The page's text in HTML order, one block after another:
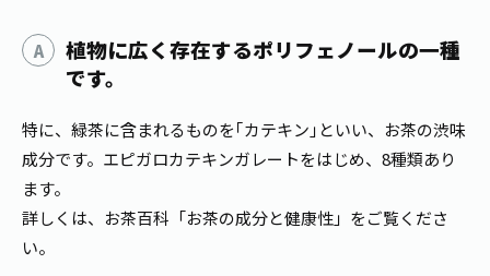
TULLY'S COFFEE
商品情報
ブランドから探す
カテゴリーから探す
お茶のいれ方
動画ギャラリー
お茶を知る
体験・イベント
見学・体験
工場見学
お茶の複合型博物館
食育・文化
店舗・通販
店舗・通販
お客様相談室
企業情報
植物に広く存在するポリフェノールの一種
です。
特に、緑茶に含まれるものを｢カテキン｣といい、お茶の渋味
成分です。エピガロカテキンガレートをはじめ、8種類あり
ます。
詳しくは、お茶百科「お茶の成分と健康性」をご覧くださ
い。